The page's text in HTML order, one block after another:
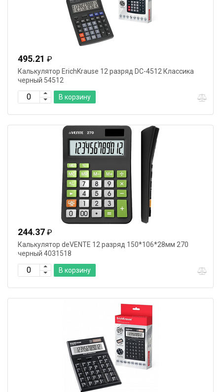
495.21 ₽
Калькулятор ErichKrause 12 разряд DC-4512 Классика
черный 54512
В корзину
244.37 ₽
Калькулятор deVENTE 12 разряд 150*106*28мм 270
черный 4031518
В корзину